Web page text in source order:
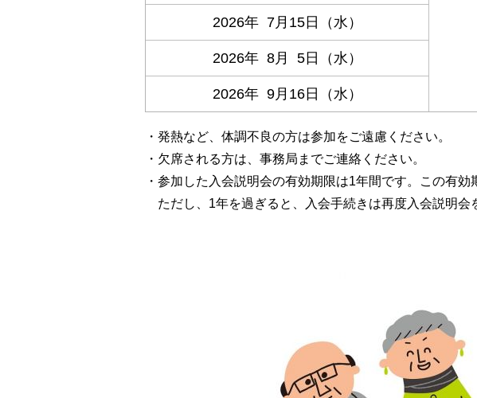
2026年 7月15日（水）
2026年 8月 5日（水）
2026年 9月16日（水）
・発熱など、体調不良の方は参加をご遠慮ください。
・欠席される方は、事務局までご連絡ください。
・参加した入会説明会の有効期限は1年間です。この有効
ただし、1年を過ぎると、入会手続きは再度入会説明会